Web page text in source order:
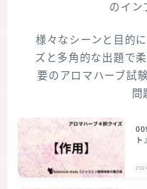
のイン
様々なシーンと目的
ズと多角的な出題で
要のアロマハーブ試
問